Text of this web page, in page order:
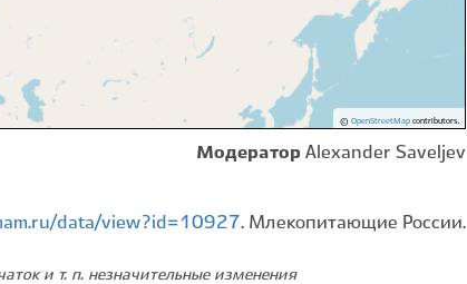
© OpenStreetMapcontributors.
Модератор Alexander Saveljev
data/view?id=10927. Млекопитающие России.
и т. п. незначительные изменения